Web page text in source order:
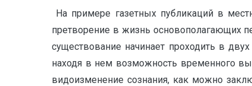
На примере газетных публикаций в
претворение в жизнь основополагающих
существование начинает проходить в
находя в нем возможность временного
видоизменение сознания, как можно